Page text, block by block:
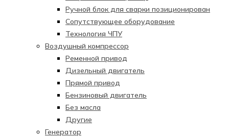
Ручной блок для сварки позиционирован
Сопутствующее оборудование
Технология ЧПУ
Воздушный компрессор
Ременной привод
Дизельный двигатель
Прямой привод
Бензиновый двигатель
Без масла
Другие
Генератор